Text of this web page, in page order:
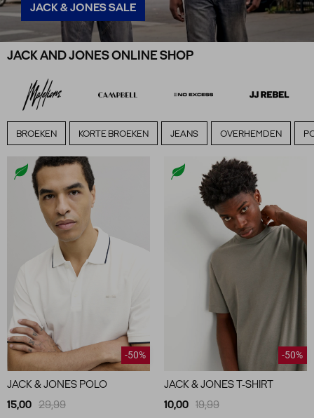
JACK & JONES SALE
JACK AND JONES ONLINE SHOP
BROEKEN KORTE BROEKEN JEANS OVERHEMDEN
-50%
JACK & JONES POLO
15,00 29,99
-50%
JACK & JONES T-SHIRT
10,00 19,99